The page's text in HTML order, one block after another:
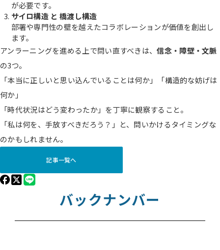
が必要です。
サイロ構造 と 橋渡し構造
部署や専門性の壁を越えたコラボレーションが価値を創出し
ます。
アンラーニングを進める上で問い直すべきは、信念・障壁・文脈
の3つ。
「本当に正しいと思い込んでいることは何か」「構造的な妨げは
何か」
「時代状況はどう変わったか」を丁寧に観察すること。
「私は何を、手放すべきだろう？」と、問いかけるタイミングな
のかもしれません。
記事一覧へ
バックナンバー